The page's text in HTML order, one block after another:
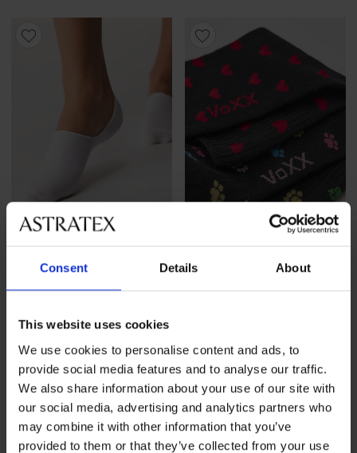
Consent Details About
This website uses cookies
We use cookies to personalise content and ads, to
provide social media features and to analyse our traffic.
We also share information about your use of our site with
our social media, advertising and analytics partners who
may combine it with other information that you’ve
provided to them or that they’ve collected from your use
2+1 GRATIS
4,9
12,99 €actie 2+1 GRATIS
2+1 GRATIS
LIMITED